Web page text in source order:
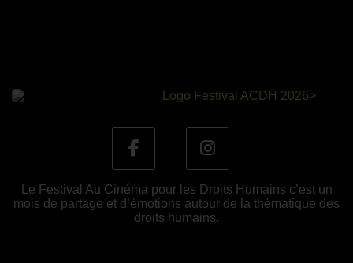
Le Festival Au Cinéma pour les Droits Humains c’est un
mois de partage et d’émotions autour de la thématique des
droits humains.